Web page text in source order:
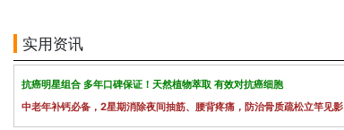
实用资讯
抗癌明星组合 多年口碑保证！天然植物萃取 有效对抗癌细胞
中老年补钙必备，2星期消除夜间抽筋、腰背疼痛，防治骨质疏松立竿见影